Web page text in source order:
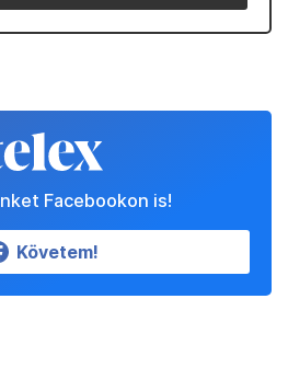
Facebookon is!
Követem!